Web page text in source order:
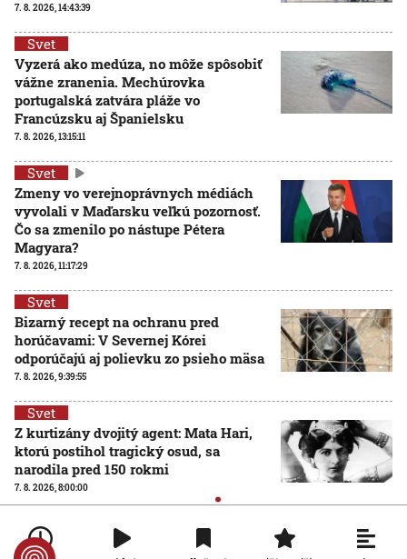
7. 8. 2026, 14:43:39
Svet
Vyzerá ako medúza, no môže spôsobiť
vážne zranenia. Mechúrovka
portugalská zatvára pláže vo
Francúzsku aj Španielsku
7. 8. 2026, 13:15:11
Svet
Zmeny vo verejnoprávnych médiách
vyvolali v Maďarsku veľkú pozornosť.
Čo sa zmenilo po nástupe Pétera
Magyara?
7. 8. 2026, 11:17:29
Svet
Bizarný recept na ochranu pred
horúčavami: V Severnej Kórei
odporúčajú aj polievku zo psieho mäsa
7. 8. 2026, 9:39:55
Svet
Z kurtizány dvojitý agent: Mata Hari,
ktorú postihol tragický osud, sa
narodila pred 150 rokmi
7. 8. 2026, 8:00:00
Svet
Pri streľbe v škole v Thajsku zomrelo osem ľudí.